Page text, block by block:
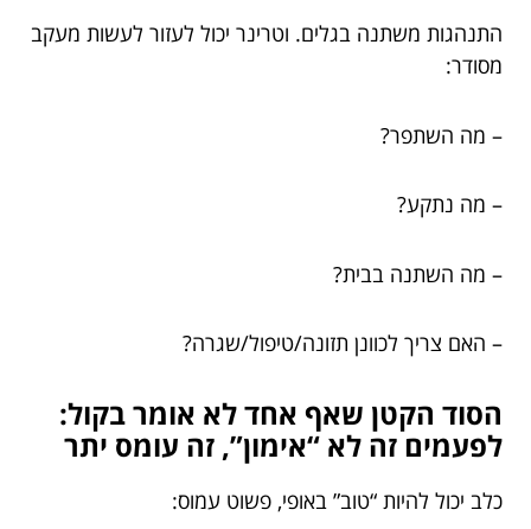
התנהגות משתנה בגלים. וטרינר יכול לעזור לעשות מעקב
מסודר:
– מה השתפר?
– מה נתקע?
– מה השתנה בבית?
– האם צריך לכוונן תזונה/טיפול/שגרה?
הסוד הקטן שאף אחד לא אומר בקול:
לפעמים זה לא “אימון”, זה עומס יתר
כלב יכול להיות “טוב” באופי, פשוט עמוס: